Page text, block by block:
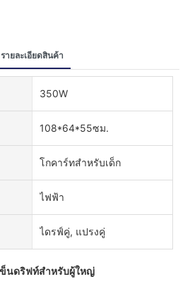
รายละเอียดสินค้า
350W
108*64*55ซม.
โกคาร์ทสำหรับเด็ก
ไฟฟ้า
ไดรฟ์คู่, แปรงคู่
ข็นดริฟท์สำหรับผู้ใหญ่